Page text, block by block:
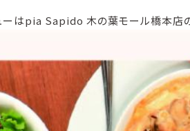
はpia Sapido 木の葉モール橋本店の